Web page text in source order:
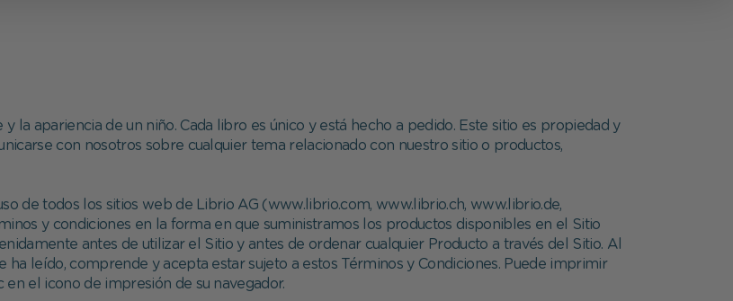
Todos nuestros productos
Regalos para peques
al cole
del Niño
del Santo
Vuelta al cole
social
Nuestro Blog
la apariencia de un niño. Cada libro es único y está hecho a pedido. Este sitio es propiedad y
con nosotros sobre cualquier tema relacionado con nuestro sitio o productos,
de todos los sitios web de Librio AG (www.librio.com, www.librio.ch, www.librio.de,
y condiciones en la forma en que suministramos los productos disponibles en el Sitio
antes de utilizar el Sitio y antes de ordenar cualquier Producto a través del Sitio. Al
ha leído, comprende y acepta estar sujeto a estos Términos y Condiciones. Puede imprimir
el icono de impresión de su navegador.